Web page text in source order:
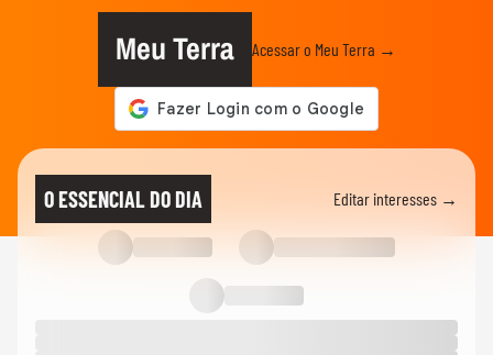
Meu Terra Acessar o Meu Terra →
O ESSENCIAL DO DIA Editar interesses →